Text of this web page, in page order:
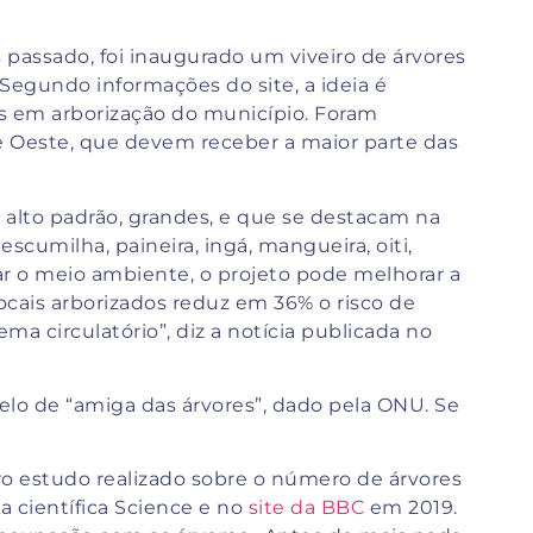
foi inaugurado um viveiro de árvores
informações do site, a ideia é
em arborização do município. Foram
que devem receber a maior parte das
padrão, grandes, e que se destacam na
paineira, ingá, mangueira, oiti,
o meio ambiente, o projeto pode melhorar a
arborizados reduz em 36% o risco de
circulatório”, diz a notícia publicada no
de “amiga das árvores”, dado pela ONU. Se
estudo realizado sobre o número de árvores
científica Science e no site da BBC em 2019.